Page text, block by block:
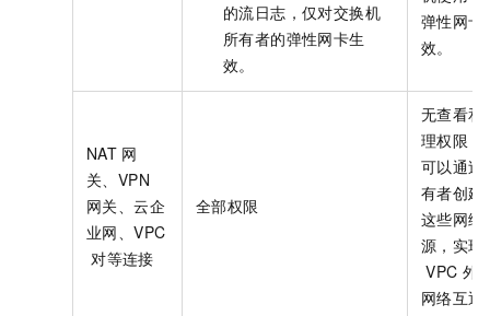
的流日志，仅对交换机
所有者的弹性网卡生
效。
弹性网卡
效。
NAT 网
关、VPN
网关、云企
业网、VPC
对等连接
全部权限
无查看和
理权限，
可以通过
有者创建
这些网络
源，实现
VPC 外
网络互通